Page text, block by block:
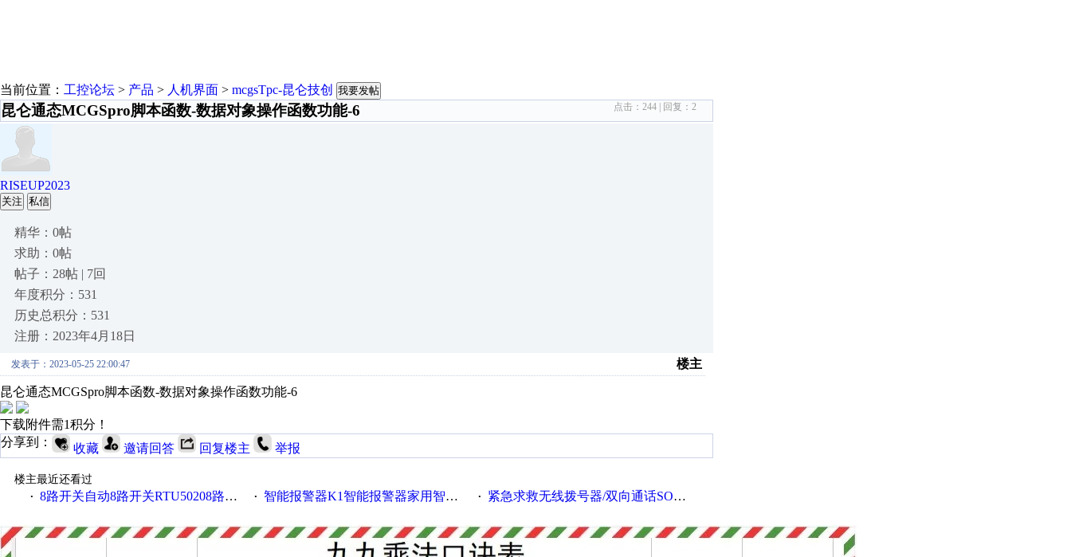
当前位置： 工控论坛 > 产品 > 人机界面 > mcgsTpc-昆仑技创 我要发帖
昆仑通态MCGSpro脚本函数-数据对象操作函数功能-6 点击： 244 | 回复： 2
RISEUP2023
关注 私信
精华：0帖
求助：0帖
帖子：28帖 | 7回
年度积分：531
历史总积分：531
注册：2023年4月18日
发表于：2023-05-25 22:00:47 楼主
昆仑通态MCGSpro脚本函数-数据对象操作函数功能-6
下载附件需1积分！
分享到：
收藏 邀请回答 回复楼主 举报
楼主最近还看过
· 8路开关自动8路开关RTU50208路开关金鸽RTU5021 · 智能报警器K1智能报警器家用智能报警器 · 紧急求救无线拨号器/双向通话SOS电话/远程商铺报警器/GSM独居老人呼叫器